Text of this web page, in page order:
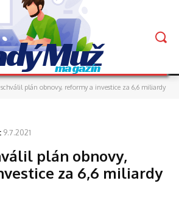
Muž
magazín
plán obnovy, reformy a investice za 6,6 miliardy
9.7.2021
plán obnovy,
za 6,6 miliardy